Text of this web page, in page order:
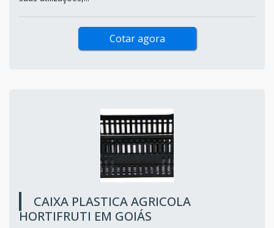
Cotar agora
CAIXA PLASTICA AGRICOLA
HORTIFRUTI EM GOIÁS